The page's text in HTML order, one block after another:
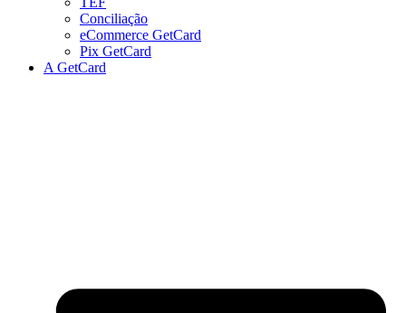
Conciliação
eCommerce GetCard
Pix GetCard
A GetCard